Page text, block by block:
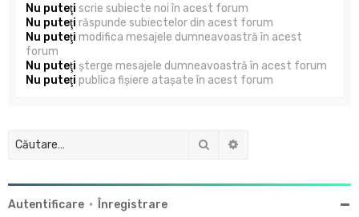
Nu puteţi scrie subiecte noi în acest forum
Nu puteţi răspunde subiectelor din acest forum
Nu puteţi modifica mesajele dumneavoastră în acest
forum
Nu puteţi şterge mesajele dumneavoastră în acest forum
Nu puteţi publica fişiere ataşate în acest forum
Căutare
Autentificare • Înregistrare